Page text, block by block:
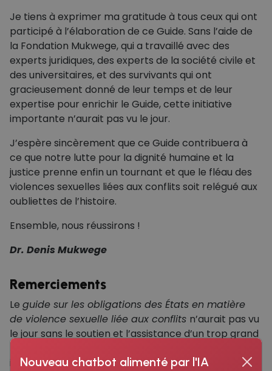
Je tiens à exprimer ma gratitude à tous ceux qui ont
participé à l’élaboration de ce Guide. Sans l’aide de
la Fondation Mukwege, qui a travaillé avec des
experts juridiques, des experts de la société civile et
des universitaires, et des survivants qui ont
gracieusement donné de leur temps et de leur
expertise pour enrichir le Guide, cette initiative
importante n’aurait pas vu le jour.
J’espère sincèrement que ce Guide contribuera à
ce que notre lutte pour la dignité humaine et la
justice prenne enfin un tournant et que le fléau des
violences sexuelles liées aux conflits soit relégué aux
oubliettes de l’histoire.
Ensemble, nous réussirons !
Dr. Denis Mukwege
Remerciements
Leguide sur les obligations des États en matière
de violence sexuelle liée aux conflits n’aurait pas vu
le jour sans le soutien et l’assistance d’un trop grand
individuellement.
Nouveau chatbot alimenté par l'IA